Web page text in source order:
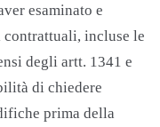
esaminato e
incluse le
degli artt. 1341 e
di chiedere
prima della